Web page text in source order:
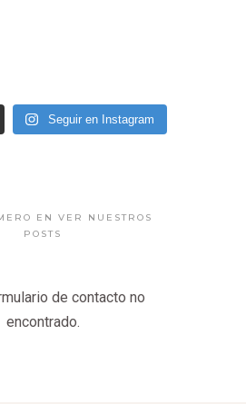
Seguir en Instagram
EN VER NUESTROS
POSTS
de contacto no
encontrado.